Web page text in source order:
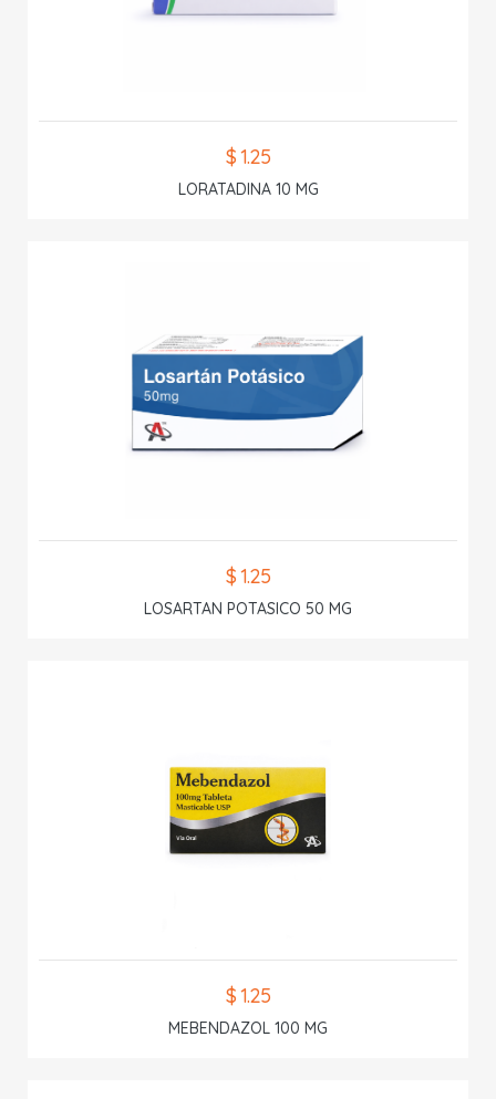
$ 1.25
LORATADINA 10 MG
$ 1.25
LOSARTAN POTASICO 50 MG
$ 1.25
MEBENDAZOL 100 MG